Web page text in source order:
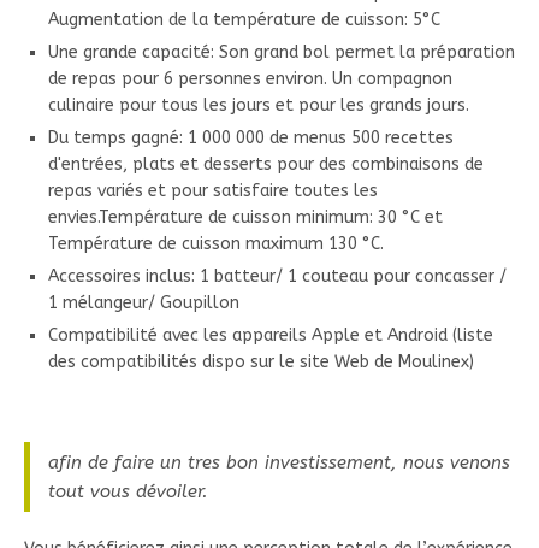
Augmentation de la température de cuisson: 5°C
Une grande capacité: Son grand bol permet la préparation
de repas pour 6 personnes environ. Un compagnon
culinaire pour tous les jours et pour les grands jours.
Du temps gagné: 1 000 000 de menus 500 recettes
d'entrées, plats et desserts pour des combinaisons de
repas variés et pour satisfaire toutes les
envies.Température de cuisson minimum: 30 °C et
Température de cuisson maximum 130 °C.
Accessoires inclus: 1 batteur/ 1 couteau pour concasser /
1 mélangeur/ Goupillon
Compatibilité avec les appareils Apple et Android (liste
des compatibilités dispo sur le site Web de Moulinex)
afin de faire un tres bon investissement, nous venons
tout vous dévoiler.